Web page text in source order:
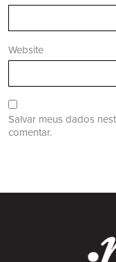
Website
Salvar meus dados
comentar.